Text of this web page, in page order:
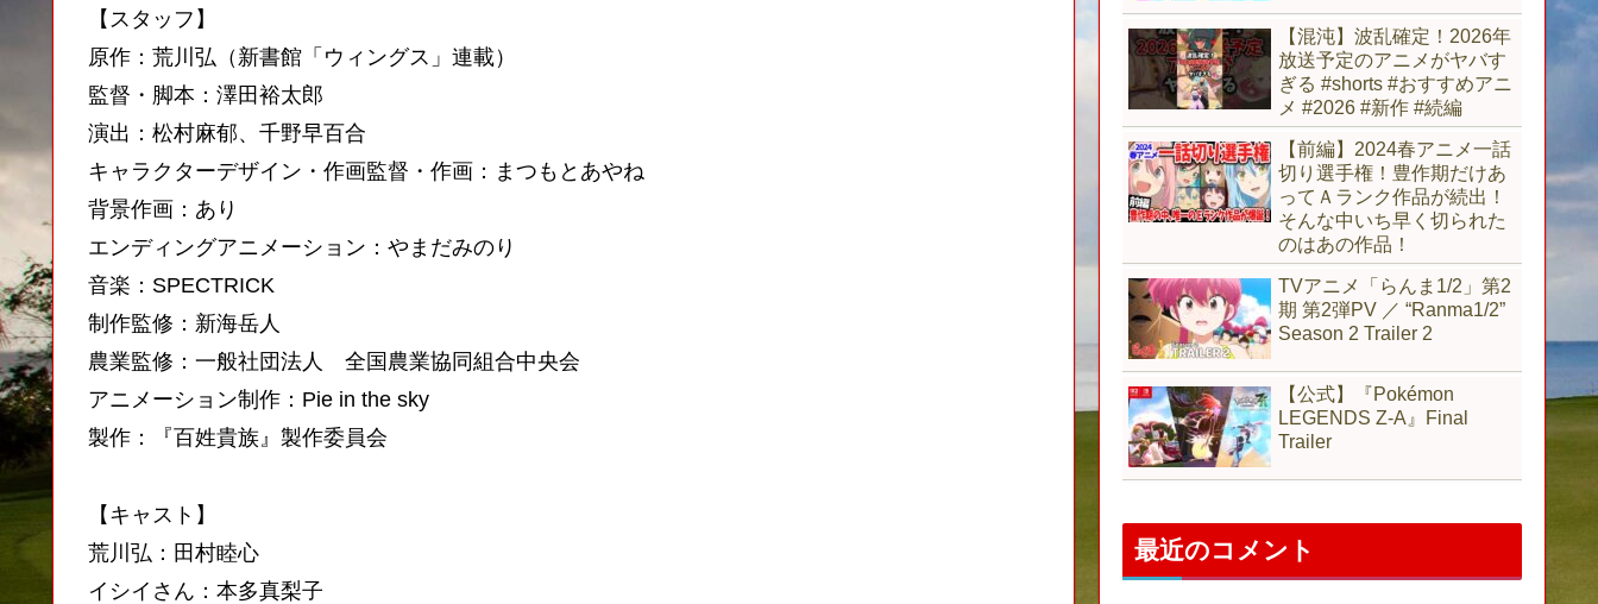
【スタッフ】
原作：荒川弘（新書館「ウィングス」連載）
監督・脚本：澤田裕太郎
演出：松村麻郁、千野早百合
キャラクターデザイン・作画監督・作画：まつもとあやね
背景作画：あり
エンディングアニメーション：やまだみのり
音楽：SPECTRICK
制作監修：新海岳人
農業監修：一般社団法人 全国農業協同組合中央会
アニメーション制作：Pie in the sky
製作：『百姓貴族』製作委員会
【キャスト】
荒川弘：田村睦心
イシイさん：本多真梨子
【混沌】波乱確定！2026年
放送予定のアニメがヤバす
ぎる #shorts #おすすめアニ
メ #2026 #新作 #続編
【前編】2024春アニメ一話
切り選手権！豊作期だけあ
ってＡランク作品が続出！
そんな中いち早く切られた
のはあの作品！
TVアニメ「らんま1/2」第2
期 第2弾PV ／ “Ranma1/2”
Season 2 Trailer 2
【公式】『Pokémon
LEGENDS Z-A』Final
Trailer
最近のコメント